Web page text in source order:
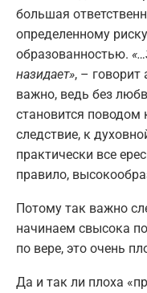
большая
определенному
образованностью.
назидает», – говорит
важно, ведь без
становится
следствие, к
практически все
правило,
Потому так важно
начинаем свысока
по вере, это очень
Да и так ли плоха